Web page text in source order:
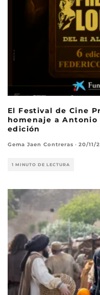
El Festival de Cine
homenaje a Antonio
edición
Gema Jaen Contreras · 20/11/
1 MINUTO DE LECTURA